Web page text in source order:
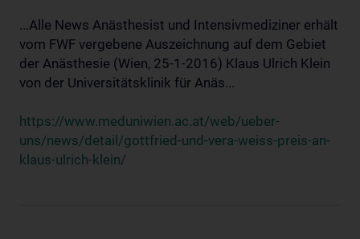
...Alle News Anästhesist und Intensivmediziner erhält
vom FWF vergebene Auszeichnung auf dem Gebiet
der Anästhesie (Wien, 25-1-2016) Klaus Ulrich Klein
von der Universitätsklinik für Anäs...
https://www.meduniwien.ac.at/web/ueber-
uns/news/detail/gottfried-und-vera-weiss-preis-an-
klaus-ulrich-klein/